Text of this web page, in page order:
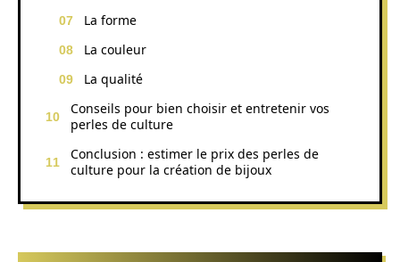
La forme
La couleur
La qualité
Conseils pour bien choisir et entretenir vos
perles de culture
Conclusion : estimer le prix des perles de
culture pour la création de bijoux